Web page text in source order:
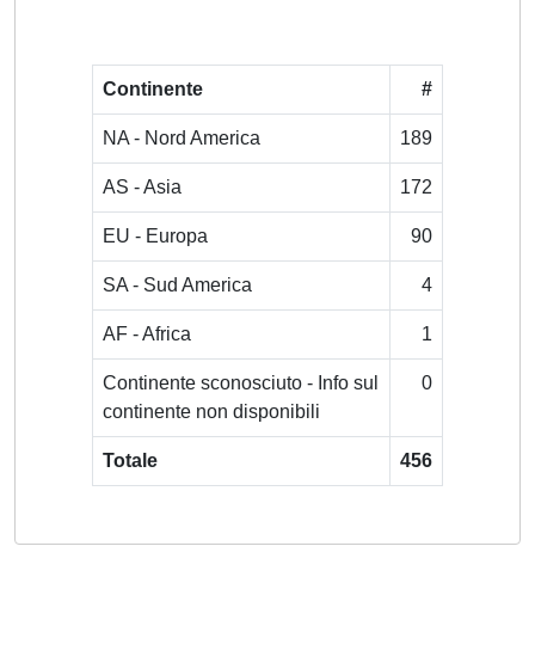
Continente #
NA - Nord America 189
AS - Asia 172
EU - Europa 90
SA - Sud America 4
AF - Africa 1
Continente sconosciuto - Info sul
continente non disponibili
0
Totale 456